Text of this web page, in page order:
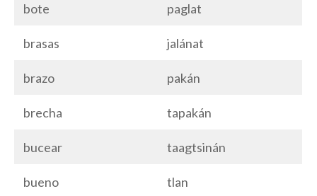
bote paglat
brasas jalánat
brazo pakán
brecha tapakán
bucear taagtsinán
bueno tlan